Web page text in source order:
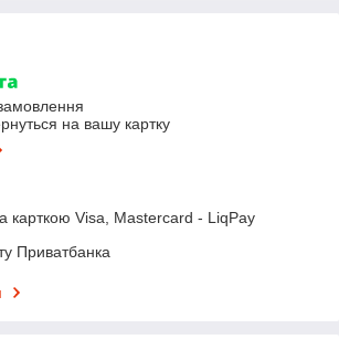
на вашу картку
карткою Visa, Mastercard - LiqPay
Приватбанка